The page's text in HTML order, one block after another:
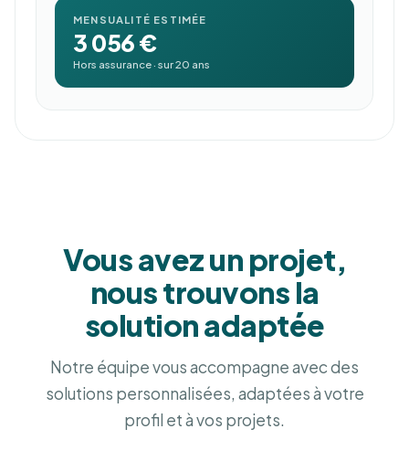
MENSUALITÉ ESTIMÉE
3 056 €
Hors assurance · sur 20 ans
Vous avez un projet,
nous trouvons la
solution adaptée
Notre équipe vous accompagne avec des
solutions personnalisées, adaptées à votre
profil et à vos projets.